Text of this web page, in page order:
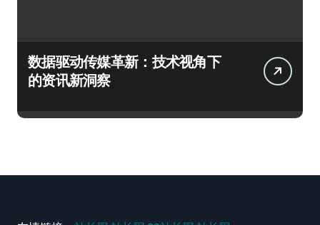
数据驱动传媒革新：技术视角下
的资讯新洞察